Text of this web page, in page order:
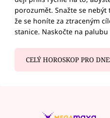
porozumět. Snažte se
že se honíte za ztraceným
stanice. Naskočte na
CELÝ HOROSKOP PRO